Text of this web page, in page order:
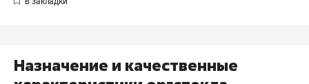
Назначение и качественные